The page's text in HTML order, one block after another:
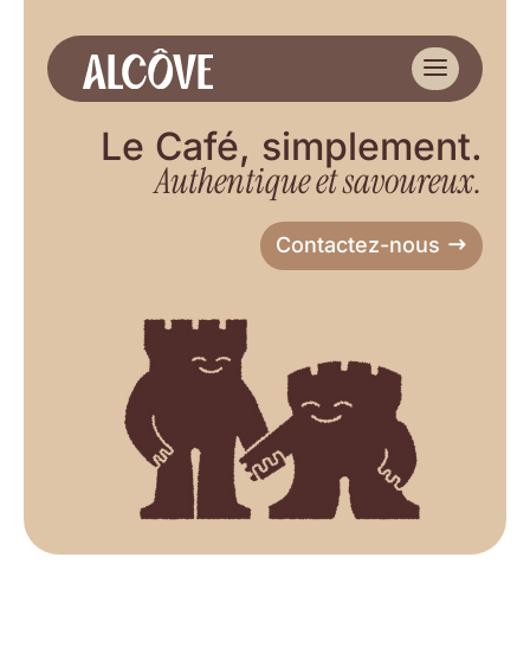
Le Café, simplement.
Authentique et savoureux.
Contactez-nous